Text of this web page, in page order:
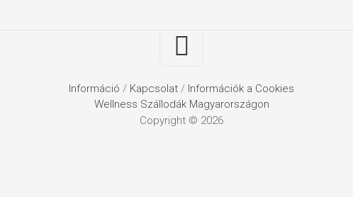
Információ / Kapcsolat / Információk a Cookies
Wellness Szállodák Magyarországon
Copyright © 2026